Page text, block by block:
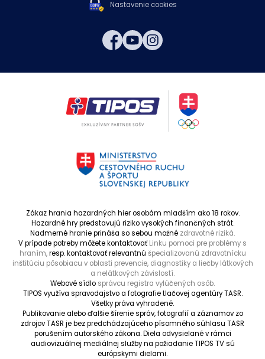
Nastavenie cookies
Zákaz hrania hazardných hier osobám mladším ako 18 rokov.
Hazardné hry predstavujú riziko vysokých finančných strát.
Nadmerné hranie prináša so sebou možné zdravotné riziká.
V prípade potreby môžete kontaktovaťLinku pomoci pre problémy s
hraním,resp. kontaktovať relevantnú špecializovanú zdravotnícku
inštitúciu pôsobiacu v oblasti prevencie, diagnostiky a liečby látkových
a nelátkových závislostí.
Webové sídlo správcu registra vylúčených osôb.
TIPOS využíva spravodajstvo a fotografie tlačovej agentúry TASR.
Všetky práva vyhradené.
Publikovanie alebo ďalšie šírenie správ, fotografií a záznamov zo
zdrojov TASR je bez predchádzajúceho písomného súhlasu TASR
porušením autorského zákona. Diela odvysielané v rámci
audiovizuálnej mediálnej služby na požiadanie TIPOS TV sú
európskymi dielami.